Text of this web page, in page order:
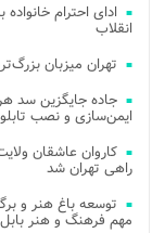
ادای احترام
انقلاب
تهران میزبان
جاده جایگزین سد
ایمن‌سازی و نصب
راهی تهران شد
مهم فرهنگ و هنر بابل